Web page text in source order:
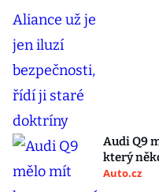
Audi Q9
který
Auto.cz